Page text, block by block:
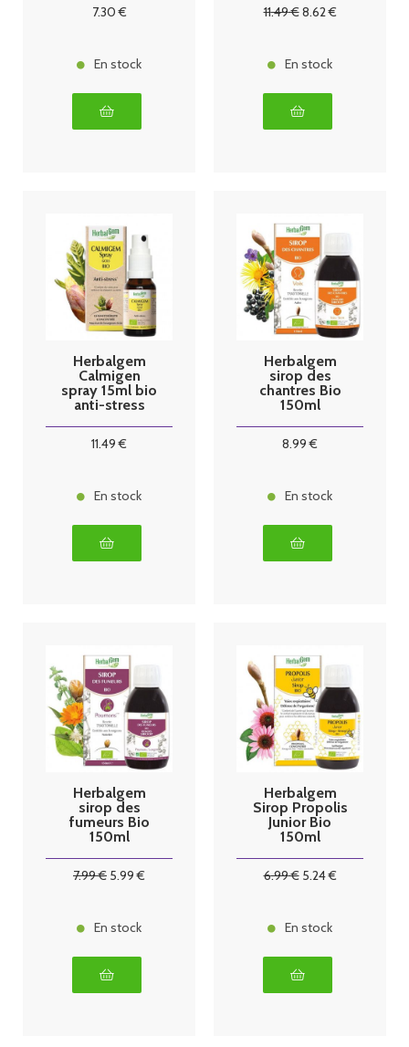
7.30€
En stock
11.49€8.62€
En stock
Herbalgem
Calmigen
spray 15ml bio
anti-stress
11.49 €
En stock
Herbalgem
sirop des
chantres Bio
150ml
8.99 €
En stock
Herbalgem
sirop des
fumeurs Bio
150ml
7.99€ 5.99 €
En stock
Herbalgem
Sirop Propolis
Junior Bio
150ml
6.99€ 5.24€
En stock